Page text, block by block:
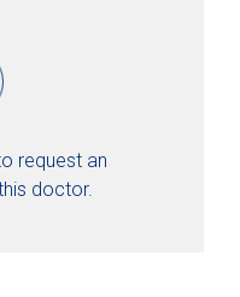
request an
doctor.